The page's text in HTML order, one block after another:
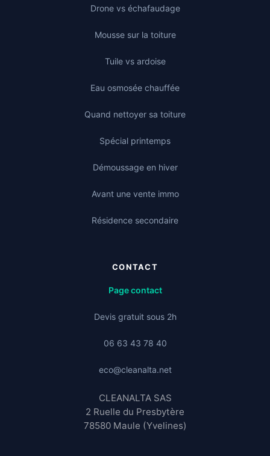
Drone vs échafaudage
Mousse sur la toiture
Tuile vs ardoise
Eau osmosée chauffée
Quand nettoyer sa toiture
Spécial printemps
Démoussage en hiver
Avant une vente immo
Résidence secondaire
CONTACT
Page contact
Devis gratuit sous 2h
06 63 43 78 40
eco@cleanalta.net
CLEANALTA SAS
2 Ruelle du Presbytère
78580 Maule (Yvelines)